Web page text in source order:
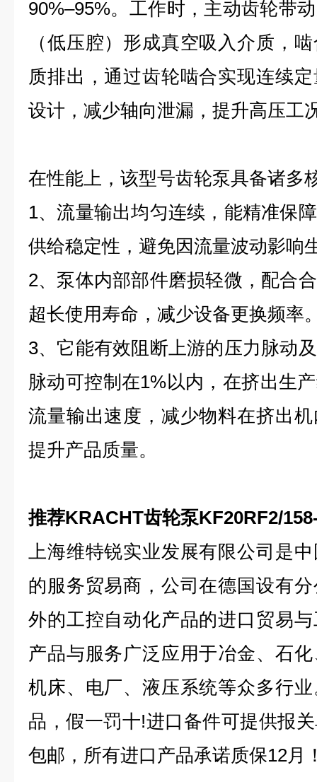
90%–95%。工作时，主动齿轮带
（低压腔）形成真空吸入介质，
质排出，通过齿轮啮合实现连续
设计，减少轴向泄漏，提升高压工
在性能上，该型号齿轮泵具备诸多
1、流量输出均匀连续，能精准保
供给稳定性，避免因流量波动影响
2、泵体内部部件磨损轻微，配合
超长使用寿命，减少设备更换频率
3、它能有效阻断上游的压力脉动
脉动可控制在1%以内，在挤出生
流量输出速度，减少物料在挤出
提升产品质量。
推荐KRACHT齿轮泵KF20RF2/
上海维特锐实业发展有限公司是
的服务贸易商，公司在德国设有
外的工控自动化产品的进口贸易
产品与服务广泛应用于冶金、石
机床、电厂、液压系统等众多行
品，假一罚十!进口备件可提供报
包邮，所有进口产品承诺质保12月